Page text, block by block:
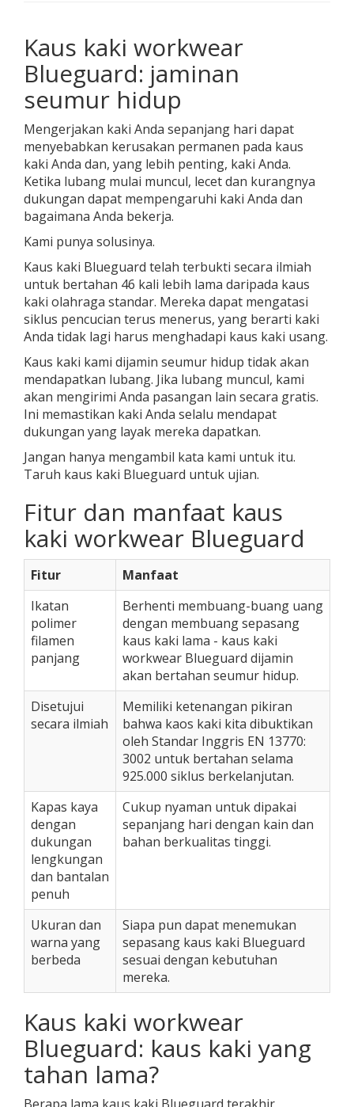
Kaus kaki workwear
Blueguard: jaminan
seumur hidup
Mengerjakan kaki Anda sepanjang hari dapat
menyebabkan kerusakan permanen pada kaus
kaki Anda dan, yang lebih penting, kaki Anda.
Ketika lubang mulai muncul, lecet dan kurangnya
dukungan dapat mempengaruhi kaki Anda dan
bagaimana Anda bekerja.
Kami punya solusinya.
Kaus kaki Blueguard telah terbukti secara ilmiah
untuk bertahan 46 kali lebih lama daripada kaus
kaki olahraga standar. Mereka dapat mengatasi
siklus pencucian terus menerus, yang berarti kaki
Anda tidak lagi harus menghadapi kaus kaki usang.
Kaus kaki kami dijamin seumur hidup tidak akan
mendapatkan lubang. Jika lubang muncul, kami
akan mengirimi Anda pasangan lain secara gratis.
Ini memastikan kaki Anda selalu mendapat
dukungan yang layak mereka dapatkan.
Jangan hanya mengambil kata kami untuk itu.
Taruh kaus kaki Blueguard untuk ujian.
Fitur dan manfaat kaus
kaki workwear Blueguard
Fitur
Manfaat
Ikatan
polimer
filamen
panjang
Berhenti membuang-buang uang
dengan membuang sepasang
kaus kaki lama - kaus kaki
workwear Blueguard dijamin
akan bertahan seumur hidup.
Disetujui
secara ilmiah
Memiliki ketenangan pikiran
bahwa kaos kaki kita dibuktikan
oleh Standar Inggris EN 13770:
3002 untuk bertahan selama
925.000 siklus berkelanjutan.
Kapas kaya
dengan
dukungan
lengkungan
dan bantalan
penuh
Cukup nyaman untuk dipakai
sepanjang hari dengan kain dan
bahan berkualitas tinggi.
Ukuran dan
warna yang
berbeda
Siapa pun dapat menemukan
sepasang kaus kaki Blueguard
sesuai dengan kebutuhan
mereka.
Kaus kaki workwear
Blueguard: kaus kaki yang
tahan lama?